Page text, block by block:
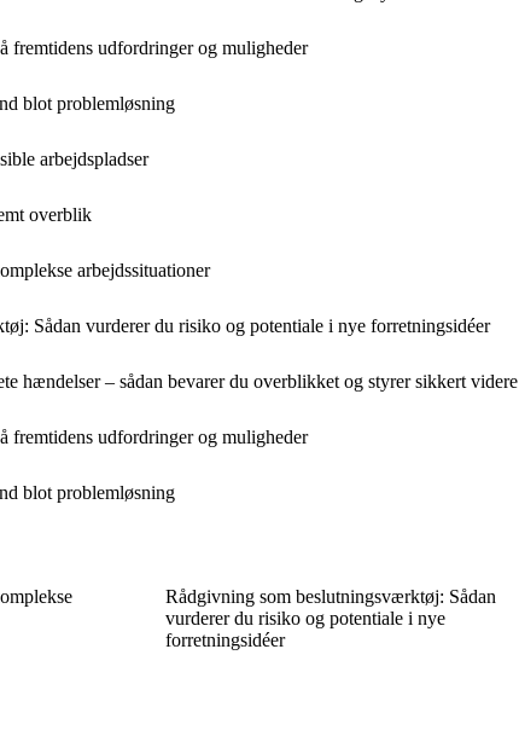
fremtidens udfordringer og muligheder
blot problemløsning
arbejdspladser
overblik
arbejdssituationer
Sådan vurderer du risiko og potentiale i nye forretningsidéer
hændelser – sådan bevarer du overblikket og styrer sikkert videre
fremtidens udfordringer og muligheder
blot problemløsning
Rådgivning som beslutningsværktøj: Sådan
vurderer du risiko og potentiale i nye
forretningsidéer